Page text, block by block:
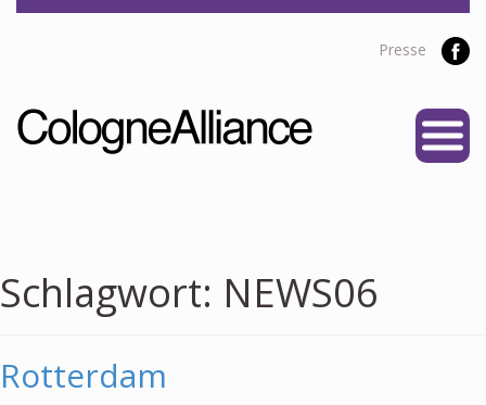
Presse
Schlagwort: NEWS06
Rotterdam
START
Satzung